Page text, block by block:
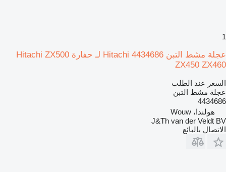
1
عجلة مشط التبن Hitachi 4434686 لـ حفارة Hitachi ZX500
ZX450 ZX460
السعر عند الطلب
عجلة مشط التبن
4434686
هولندا، Wouw
J&Th van der Veldt BV
الاتصال بالبائع